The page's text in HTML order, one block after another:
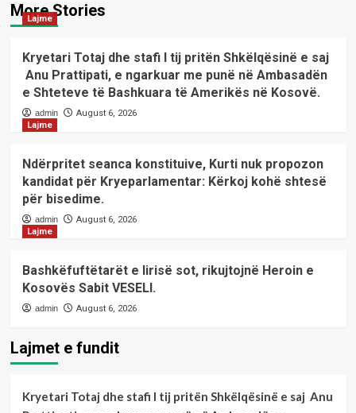
More Stories
Lajme
Kryetari Totaj dhe stafi I tij pritën Shkëlqësinë e saj
Anu Prattipati, e ngarkuar me punë në Ambasadën
e Shteteve të Bashkuara të Amerikës në Kosovë.
admin
August 6, 2026
Lajme
Ndërpritet seanca konstituive, Kurti nuk propozon
kandidat për Kryeparlamentar: Kërkoj kohë shtesë
për bisedime.
admin
August 6, 2026
Lajme
Bashkëfuftëtarët e lirisë sot, rikujtojnë Heroin e
Kosovës Sabit VESELI.
admin August 6, 2026
Lajmet e fundit
Kryetari Totaj dhe stafi I tij pritën Shkëlqësinë e saj Anu